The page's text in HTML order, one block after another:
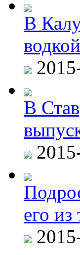
В
водкой
В
его из